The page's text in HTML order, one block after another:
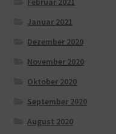
Januar 2021
Dezember 2020
November 2020
Oktober 2020
September 2020
August 2020